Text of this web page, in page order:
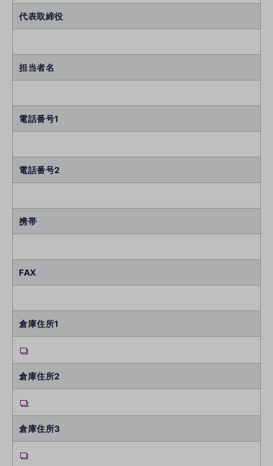
代表取締役
担当者名
電話番号1
電話番号2
携帯
FAX
倉庫住所1
倉庫住所2
倉庫住所3